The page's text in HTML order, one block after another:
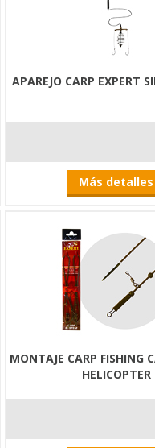
APAREJO CARP EXPERT
Más detalles
MONTAJE CARP FISHING
HELICOPTER